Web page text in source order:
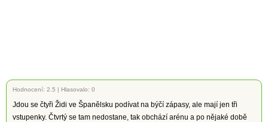
Hodnocení: 2.5 | Hlasovalo: 0
Jdou se čtyři Židi ve Španělsku podívat na býčí zápasy, ale mají jen tři
vstupenky. Čtvrtý se tam nedostane, tak obchází arénu a po nějaké době